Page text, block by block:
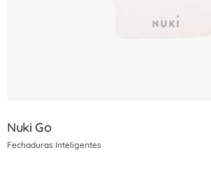
Nuki Go
Fechaduras Inteligentes